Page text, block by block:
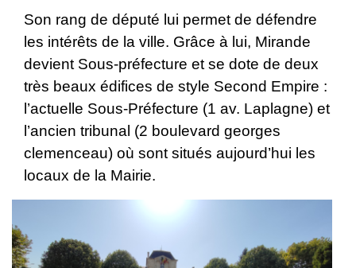
Son rang de député lui permet de défendre
les intérêts de la ville. Grâce à lui, Mirande
devient Sous-préfecture et se dote de deux
très beaux édifices de style Second Empire :
l’actuelle Sous-Préfecture (1 av. Laplagne) et
l’ancien tribunal (2 boulevard georges
clemenceau) où sont situés aujourd’hui les
locaux de la Mairie.